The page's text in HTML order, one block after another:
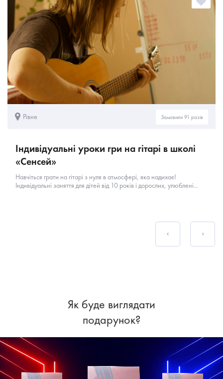
Рівне Замовили 91 разів
Індивідуальні уроки гри на гітарі в школі
«Сенсей»
Навчіться грати на гітарі з нуля в атмосфері, яка надихає!
Індивідуальні заняття для дітей від 10 років і дорослих, улюблені...
Як буде виглядати
подарунок?